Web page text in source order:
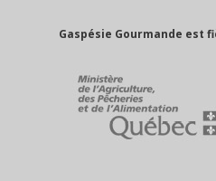
Gaspésie Gourmande est